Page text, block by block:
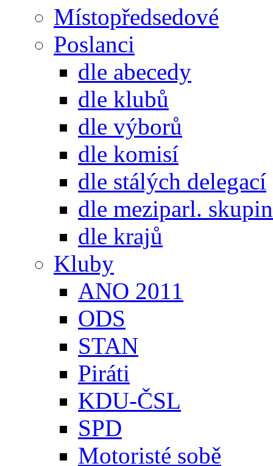
Místopředsedové
Poslanci
dle abecedy
dle klubů
dle výborů
dle komisí
dle stálých delegací
dle meziparl. skupin
dle krajů
Kluby
ANO 2011
ODS
STAN
Piráti
KDU-ČSL
SPD
Motoristé sobě